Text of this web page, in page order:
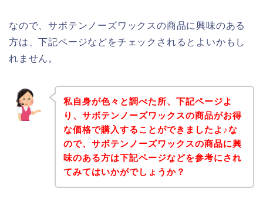
なので、サボテンノーズワックスの商品に興味のある
方は、下記ページなどをチェックされるとよいかもし
れません。
私自身が色々と調べた所、下記ページよ
り、サボテンノーズワックスの商品がお得
な価格で購入することができましたよ♪な
ので、サボテンノーズワックスの商品に興
味のある方は下記ページなどを参考にされ
てみてはいかがでしょうか？